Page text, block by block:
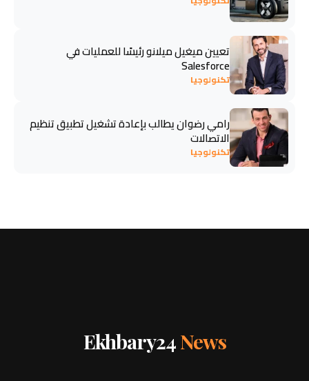
تعيين ميغيل ميلانو رئيسًا للعمليات في
Salesforce
تكنولوجيا
رامي رضوان يطالب بإعادة تشغيل تطبيق تنظيم
الاتصالات
تكنولوجيا
Ekhbary24News